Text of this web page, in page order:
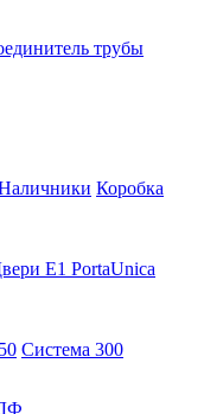
трубы
Коробка
E1 PortaUnica
Система 300